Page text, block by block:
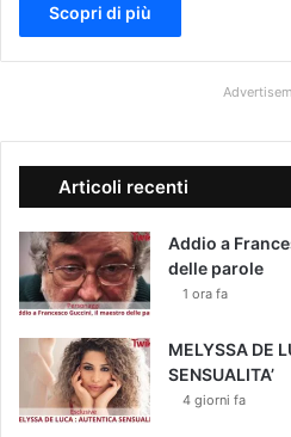
Scopri di più
Articoli recenti
Addio a
delle parole
1 ora fa
MELYSSA DE
SENSUALITA’
4 giorni fa